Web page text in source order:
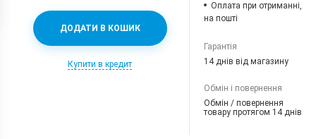
ДОДАТИ В КОШИК
Купити в кредит
Оплата при отриманні,
на пошті
Гарантія
14 днів від магазину
Обмін і повернення
Обмін / повернення
товару протягом 14 днів